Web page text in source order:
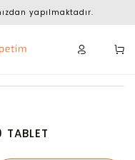
yapılmaktadır.
TABLET